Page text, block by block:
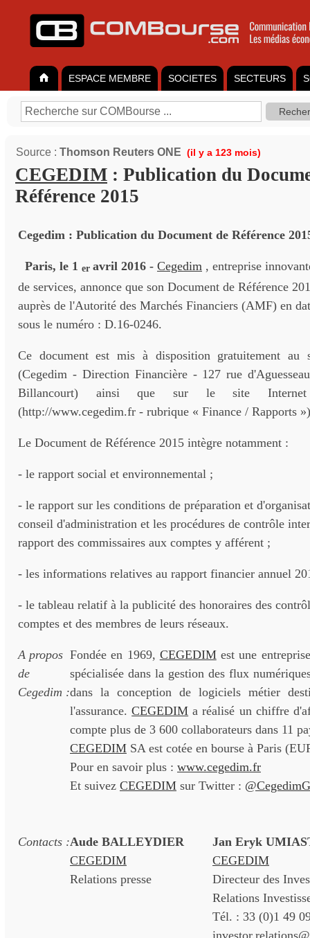
ESPACE MEMBRE SOCIETES SECTEURS
Source : Thomson Reuters ONE (il y a 123 mois)
CEGEDIM : Publication du
Référence 2015
Cegedim : Publication du Document de Référence
Paris, le 1 er avril 2016 - Cegedim , entreprise
de services, annonce que son Document de Référence
auprès de l'Autorité des Marchés Financiers (AMF) en
sous le numéro : D.16-0246.
Ce document est mis à disposition gratuitement au
(Cegedim - Direction Financière - 127 rue
Billancourt) ainsi que sur le site
(http://www.cegedim.fr - rubrique « Finance / Rapports
Le Document de Référence 2015 intègre notamment :
- le rapport social et environnemental ;
- le rapport sur les conditions de préparation et
conseil d'administration et les procédures de contrôle
rapport des commissaires aux comptes y afférent ;
- les informations relatives au rapport financier annuel
- le tableau relatif à la publicité des honoraires des
comptes et des membres de leurs réseaux.
A propos
de
Cegedim :
Fondée en 1969, CEGEDIMest une
spécialisée dans la gestion des flux
dans la conception de logiciels métier
l'assurance.CEGEDIM a réalisé un chiffre
compte plus de 3 600 collaborateurs dans 11
CEGEDIM SA est cotée en bourse à Paris
Pour en savoir plus : www.cegedim.fr
Et suivez CEGEDIM sur Twitter :
Contacts :Aude BALLEYDIER
CEGEDIM
Relations presse
Jan Eryk
CEGEDIM
Directeur des
Relations
Tél. : 33 (0)1 49